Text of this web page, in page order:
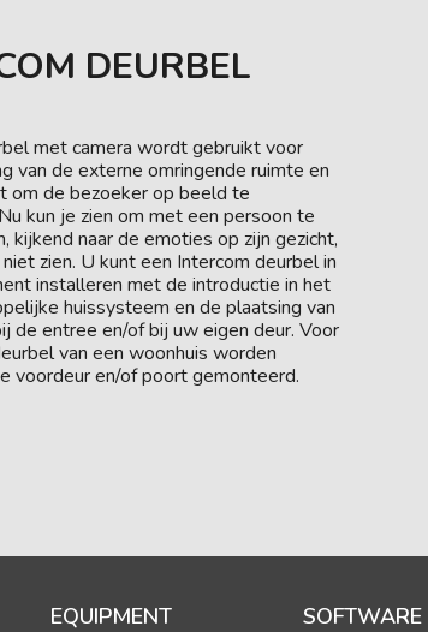
DEURBEL
met camera wordt gebruikt voor
van de externe omringende ruimte en
om de bezoeker op beeld te
kun je zien om met een persoon te
kijkend naar de emoties op zijn gezicht,
zien. U kunt een Intercom deurbel in
installeren met de introductie in het
huissysteem en de plaatsing van
de entree en/of bij uw eigen deur. Voor
van een woonhuis worden
voordeur en/of poort gemonteerd.
EQUIPMENT SOFTWARE